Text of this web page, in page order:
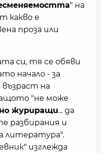
" на
какво е
проза или
си, тя се обяви
начало - за
на
"не може
журиращи... да
разбирания и
литература".
изглежда